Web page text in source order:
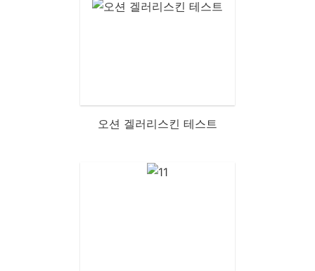
오션 겔러리스킨 테스트